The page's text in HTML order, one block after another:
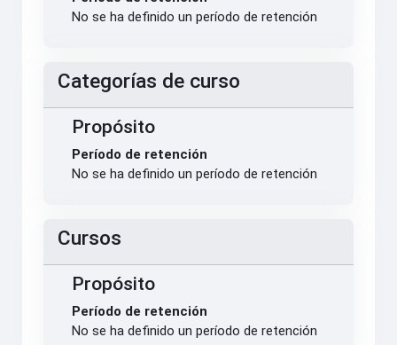
No se ha definido un período de retención
Categorías de curso
Propósito
Período de retención
No se ha definido un período de retención
Cursos
Propósito
Período de retención
No se ha definido un período de retención